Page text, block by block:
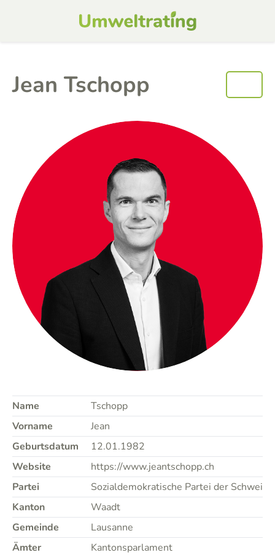
Jean Tschopp
Name
Tschopp
Vorname
Jean
Geburtsdatum
12.01.1982
Website
https://www.jeantschopp.ch
Partei
Sozialdemokratische Partei der Schweiz
Kanton
Waadt
Gemeinde
Lausanne
Ämter
Kantonsparlament